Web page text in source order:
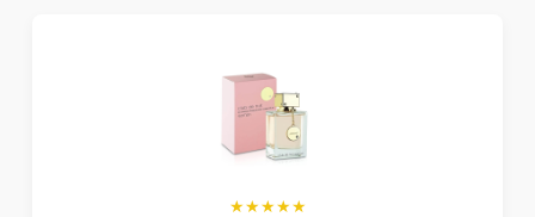
★★★★★